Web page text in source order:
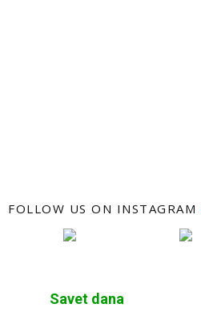
FOLLOW US ON INSTAGRAM
Savet dana